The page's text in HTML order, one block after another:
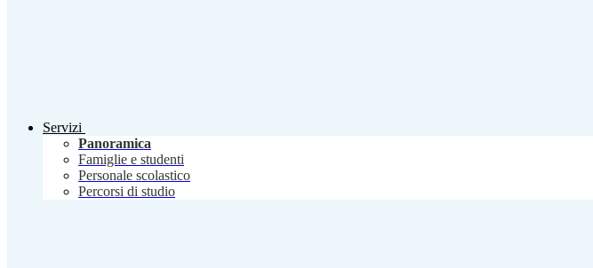
Servizi
Panoramica
Famiglie e studenti
Personale scolastico
Percorsi di studio